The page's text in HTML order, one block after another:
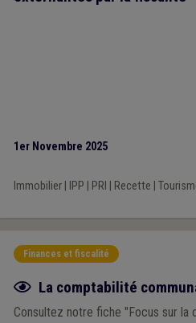
1er Novembre 2025
Immobilier| IPP PRI Recette
Finances et fiscalité
Fiche focus
La comptabilité
Consultez notre fiche "Focus sur la